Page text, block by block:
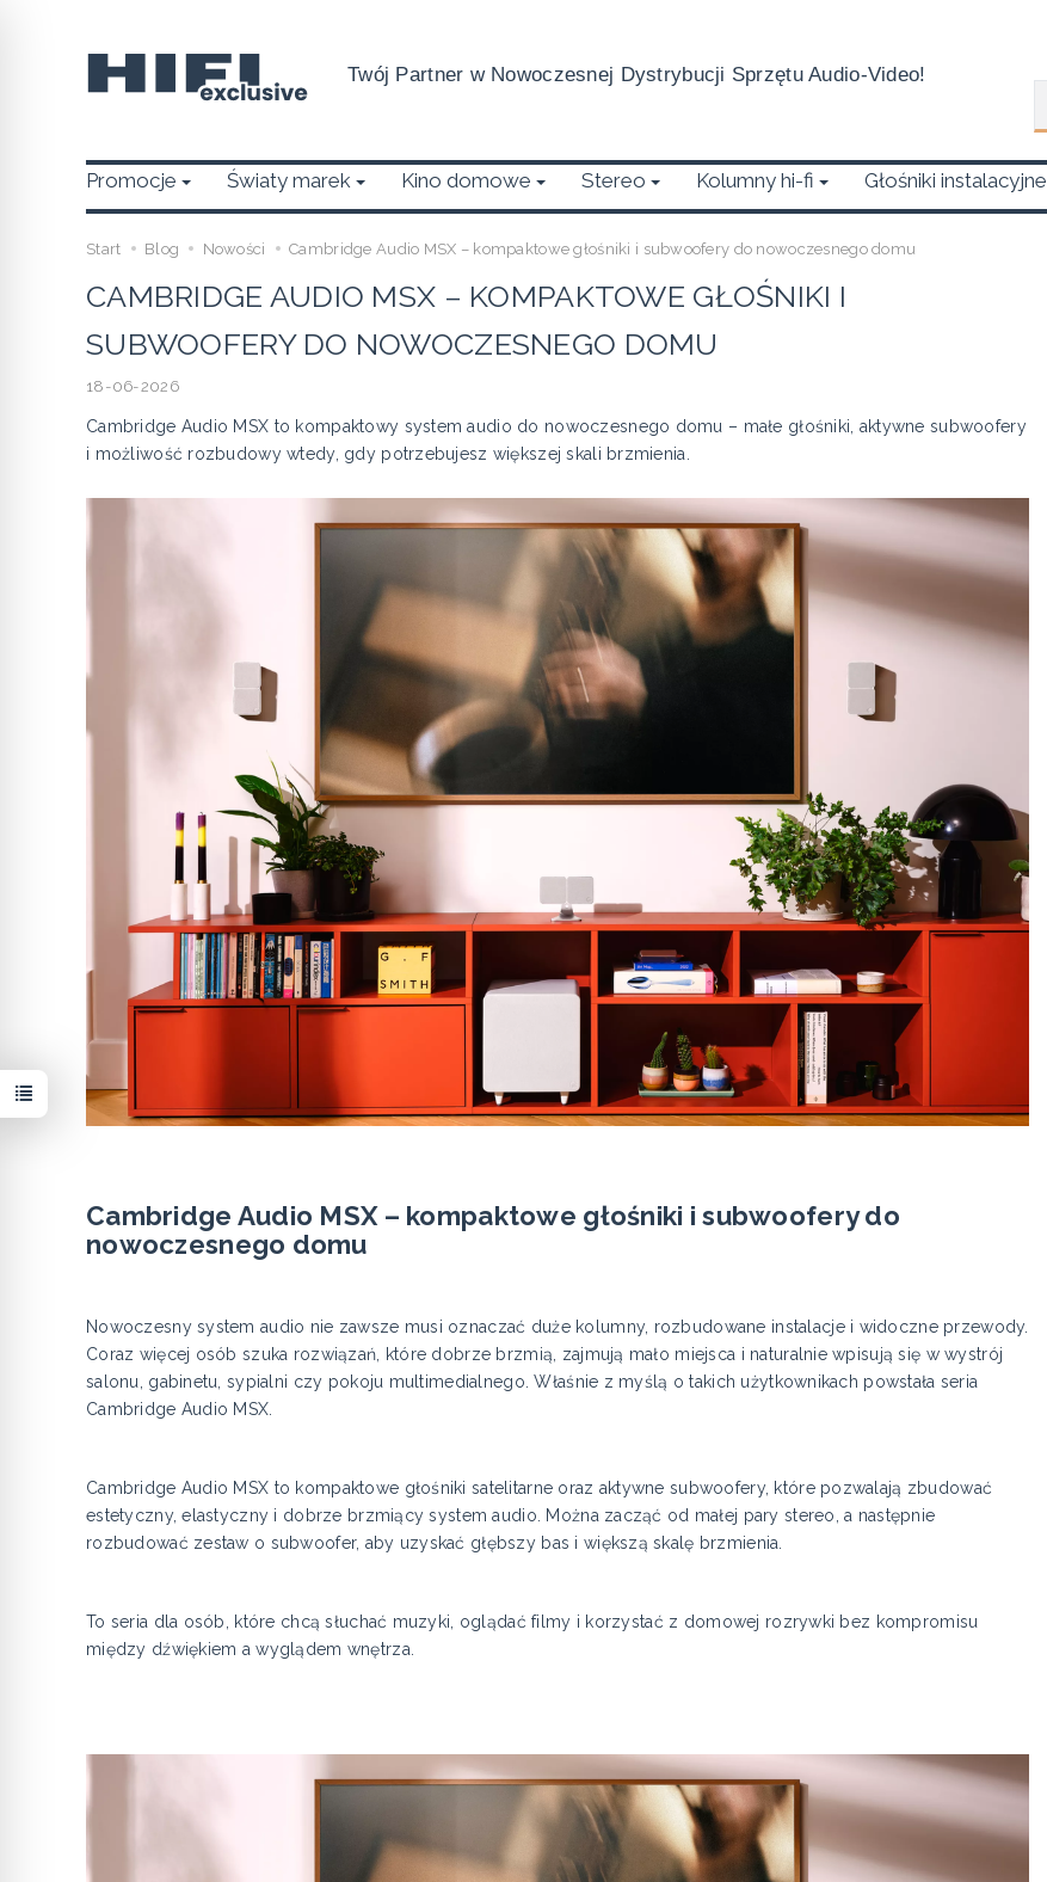
Twój Partner w Nowoczesnej Dystrybucji Sprzętu Audio-Video!
Promocje Światy marek Kino domowe Stereo Kolumny hi-fi Głośniki instalacyjne
Start Blog Nowości Cambridge Audio MSX – kompaktowe głośniki i subwoofery do nowoczesnego domu
CAMBRIDGE AUDIO MSX – KOMPAKTOWE GŁOŚNIKI I
SUBWOOFERY DO NOWOCZESNEGO DOMU
18-06-2026
Cambridge Audio MSX to kompaktowy system audio do nowoczesnego domu – małe głośniki, aktywne subwoofery
i możliwość rozbudowy wtedy, gdy potrzebujesz większej skali brzmienia.
Cambridge Audio MSX – kompaktowe głośniki i subwoofery do
nowoczesnego domu
Nowoczesny system audio nie zawsze musi oznaczać duże kolumny, rozbudowane instalacje i widoczne przewody.
Coraz więcej osób szuka rozwiązań, które dobrze brzmią, zajmują mało miejsca i naturalnie wpisują się w wystrój
salonu, gabinetu, sypialni czy pokoju multimedialnego. Właśnie z myślą o takich użytkownikach powstała seria
Cambridge Audio MSX.
Cambridge Audio MSX to kompaktowe głośniki satelitarne oraz aktywne subwoofery, które pozwalają zbudować
estetyczny, elastyczny i dobrze brzmiący system audio. Można zacząć od małej pary stereo, a następnie
rozbudować zestaw o subwoofer, aby uzyskać głębszy bas i większą skalę brzmienia.
To seria dla osób, które chcą słuchać muzyki, oglądać filmy i korzystać z domowej rozrywki bez kompromisu
między dźwiękiem a wyglądem wnętrza.